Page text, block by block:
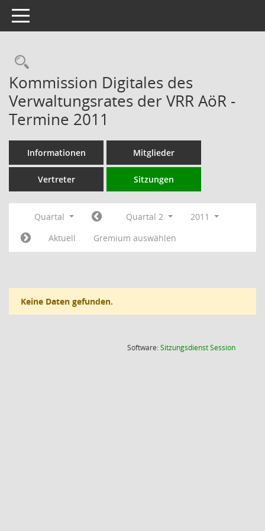
Toggle navigation
Rechercheauswahl
Kommission Digitales des
Verwaltungsrates der VRR AöR -
Termine 2011
Informationen Mitglieder
Vertreter Sitzungen
Quartal Quartal 2
2011
Aktuell
Gremium auswählen
Keine Daten gefunden.
Software:SitzungsdienstSession(Wird in